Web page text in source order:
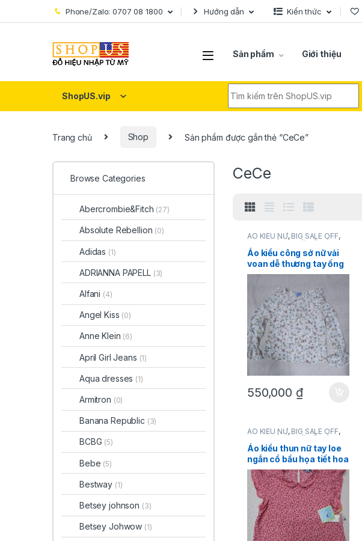
Skip to navigation
Skip to content Phone/Zalo: 0707 08 1800 Hướng dẫn Kiến thức
Sản phẩm Giới thiệu
ShopUS.vip
Trang chủ Shop Sản phẩm được gắn thẻ “CeCe”
CeCe
ÁO KIỂU NỮ, BIG SALE OFF,
HÀNG MỚI VỀ
SẢN
PHẨM KHUYẾN MÃI ,THỜI
TRANG NỮ
Áo kiểu công sở nữ vải
voan dễ thương tay ống
loe hiệu CeCe size XS
hàng mỹ chính hãng
550,000 ₫
ÁO KIỂU NỮ, BIG SALE OFF,
HÀNG MỚI VỀ
SẢN
PHẨM KHUYẾN MÃI,THỜI
TRANG NỮ
Áo kiểu thun nữ tay loe
ngắn cổ bầu họa tiết hoa
hiệu CeCe size S hàng
mỹ chính hãng
Browse Categories
Abercrombie&Fitch (27)
Absolute Rebellion (0)
Adidas (1)
ADRIANNA PAPELL (3)
Alfani (4)
Angel Kiss (0)
Anne Klein (6)
April Girl Jeans (1)
Aqua dresses (1)
Armitron (0)
Banana Republic (3)
BCBG (5)
Bebe (5)
Bestway (1)
Betsey johnson (3)
Betsey Johwow (1)